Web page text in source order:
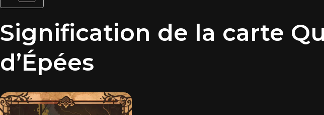
Signification de la carte
d’Épées